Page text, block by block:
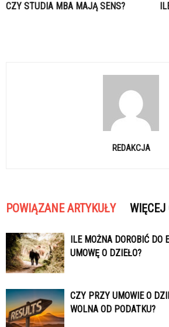
CZY STUDIA MBA MAJĄ SENS?
REDAKCJA
POWIĄZANE ARTYKUŁY WIĘCEJ
ILE MOŻNA DOROBIĆ DO
UMOWĘ O DZIEŁO?
CZY PRZY UMOWIE O
WOLNA OD PODATKU?